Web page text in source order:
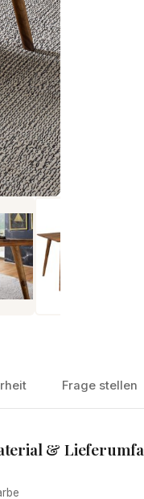
Frage stellen
&